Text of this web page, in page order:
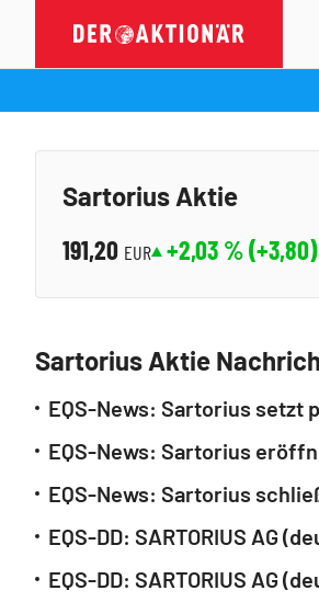
Sartorius Aktie
191,20 EUR +2,03 % (+3,80)
Sartorius Aktie
EQS-News: Sartorius setzt
EQS-News: Sartorius
EQS-News: Sartorius
EQS-DD: SARTORIUS AG
EQS-DD: SARTORIUS AG